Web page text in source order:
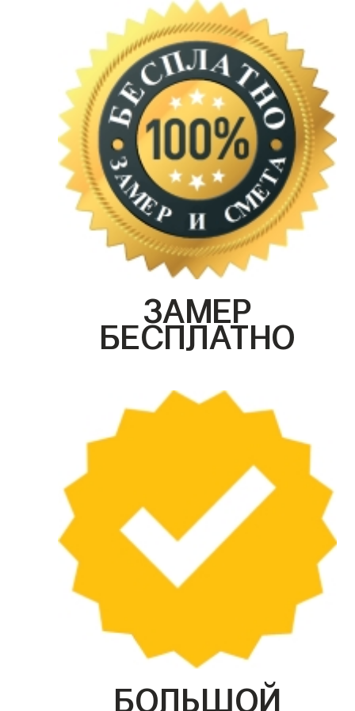
ЗАМЕР
БЕСПЛАТНО
БОЛЬШОЙ